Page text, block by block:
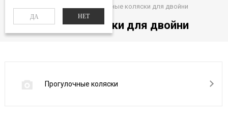
ДА НЕТ
Главная Каталог Прогулочные коляски для двойни
Прогулочные коляски для двойни
Прогулочные коляски